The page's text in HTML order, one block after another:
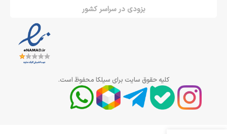
بزودی در سراسر کشور
کلیه حقوق سایت برای سیلکا محفوظ است.